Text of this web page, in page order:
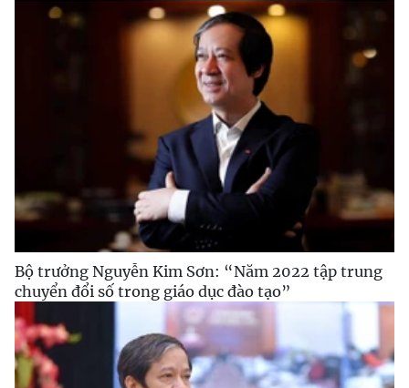
Bộ trưởng Nguyễn Kim Sơn: “Năm 2022 tập trung
chuyển đổi số trong giáo dục đào tạo”